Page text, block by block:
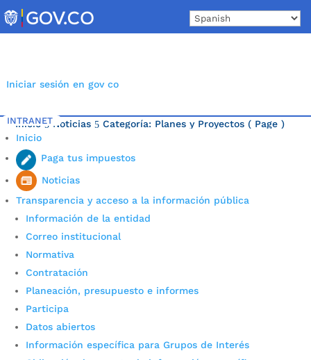
to
content
Iniciar sesión en gov co
INTRANET
Inicio
Paga tus impuestos
Noticias
Transparencia y acceso a la información pública
Información de la entidad
Correo institucional
Normativa
Contratación
Planeación, presupuesto e informes
Participa
Datos abiertos
Información específica para Grupos de Interés
Inicio 5 Noticias 5 Categoría: Planes y Proyectos ( Page )
Última noticia.